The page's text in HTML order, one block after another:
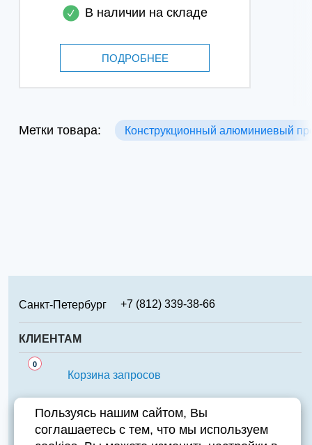
Пользуясь нашим сайтом, Вы
соглашаетесь с тем, что мы используем
В наличии на складе
ПОДРОБНЕЕ
Метки товара: Конструкционный алюминиевый
Санкт-Петербург
+7 (812) 339-38-66
Москва
+7 (499) 346-65-02
Краснодар
Челябинск
+7 (351) 711-15-87
Екатеринбург
+7 (343) 226-97-23
КЛИЕНТАМ
Сервис
Аналоги
Контакты
0
Корзина запросов